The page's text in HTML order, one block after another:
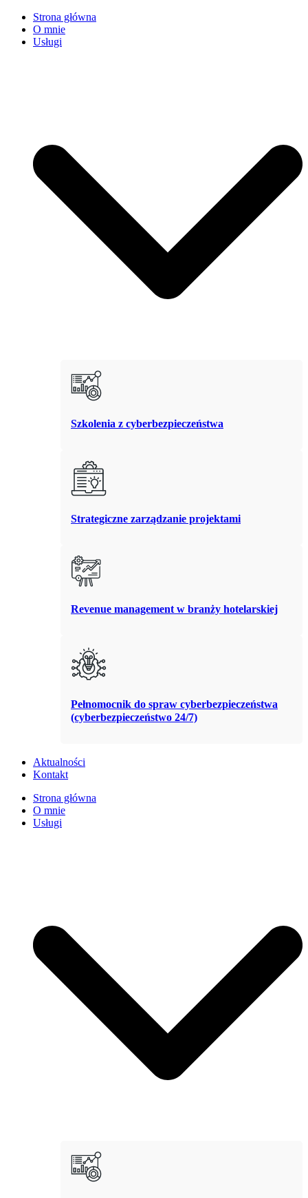
Strona główna
O mnie
Usługi
Szkolenia z cyberbezpieczeństwa
Strategiczne zarządzanie projektami
Revenue management w branży hotelarskiej
Pełnomocnik do spraw cyberbezpieczeństwa
(cyberbezpieczeństwo 24/7)
Aktualności
Kontakt
Strona główna
O mnie
Usługi